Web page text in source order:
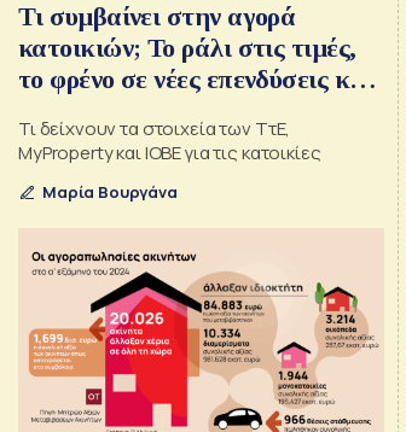
Τι συμβαίνει στην αγορά
κατοικιών; Το ράλι στις τιμές,
το φρένο σε νέες επενδύσεις και
[γραφήματα]
Τι δείχνουν τα στοιχεία των ΤτΕ,
MyProperty και ΙΟΒΕ για τις κατοικίες
Μαρία Βουργάνα